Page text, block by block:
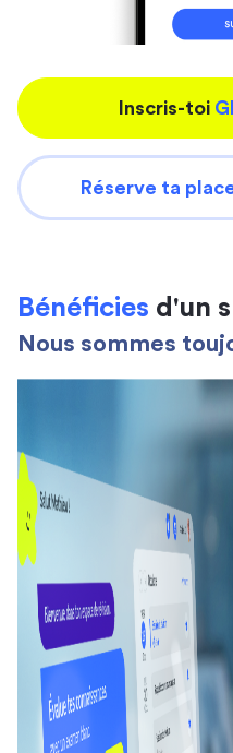
Inscris-toi
Réserve ta
Bénéficies d'un
Nous sommes